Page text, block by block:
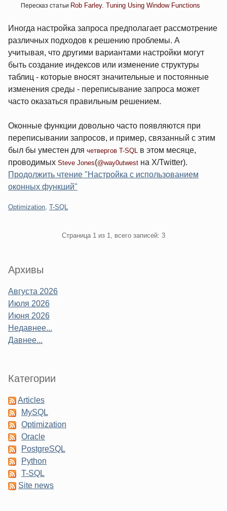
Пересказ статьи Rob Farley. Tuning Using Window Functions
Иногда настройка запроса предполагает рассмотрение
различных подходов к решению проблемы. А
учитывая, что другими вариантами настройки могут
быть создание индексов или изменение структуры
таблиц - которые вносят значительные и постоянные
изменения среды - переписывание запроса может
часто оказаться правильным решением.
Оконные функции довольно часто появляются при
переписывании запросов, и пример, связанный с этим
был бы уместен для четвергов T-SQL
в этом месяце,
проводимых Steve Jones(@way0utwest на X/Twitter).
Продолжить чтение "Настройка с использованием
оконных функций"
Категории:
Optimization T-SQL
Страница 1 из 1, всего записей: 3
Sidebar
Архивы
Августа 2026
Июля 2026
Июня 2026
Недавнее...
Давнее...
Категории
Articles
MySQL
Optimization
Oracle
PostgreSQL
Python
T-SQL
Site news